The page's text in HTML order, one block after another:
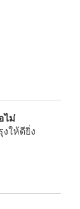
ไม่
งให้ดียิ่ง